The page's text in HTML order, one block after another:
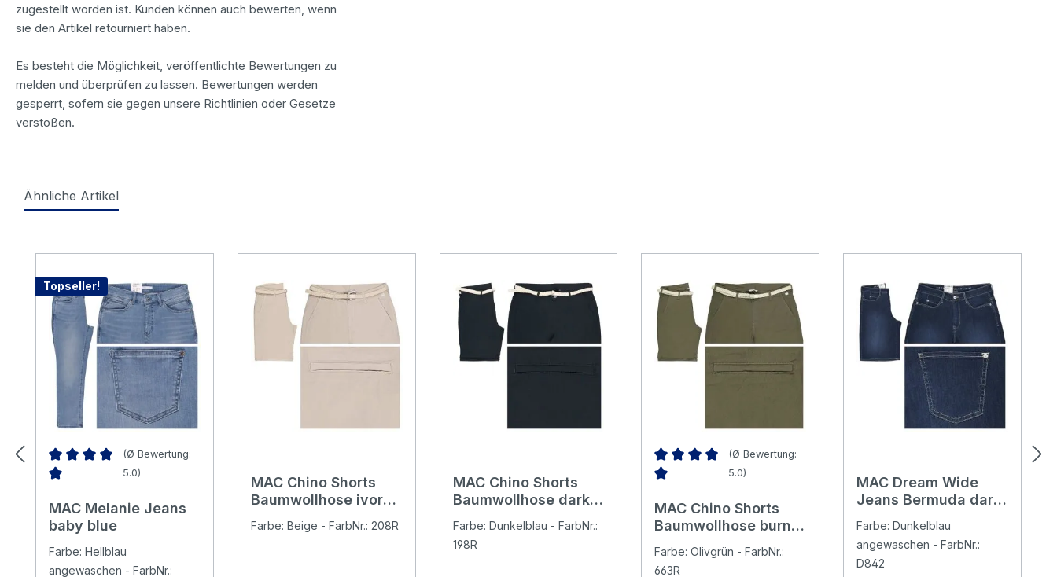
zugestellt worden ist. Kunden können auch bewerten, wenn
sie den Artikel retourniert haben.
Es besteht die Möglichkeit, veröffentlichte Bewertungen zu
melden und überprüfen zu lassen. Bewertungen werden
gesperrt, sofern sie gegen unsere Richtlinien oder Gesetze
verstoßen.
Ähnliche Artikel
Topseller!
Durchschnittliche Bewertung von 5 von 5 Sternen
(Ø Bewertung:
5.0)
MAC Melanie Jeans
baby blue
Farbe: Hellblau
angewaschen - FarbNr.:
MAC Chino Shorts
Baumwollhose ivory
Farbe: Beige - FarbNr.: 208R
MAC Chino Shorts
Baumwollhose dark
Farbe: Dunkelblau - FarbNr.:
198R
Durchschnittliche Bewertung von 5 von 5 Sternen
(Ø Bewertung:
5.0)
MAC Chino Shorts
Baumwollhose burnt
Farbe: Olivgrün - FarbNr.:
663R
MAC Dream Wide
Jeans Bermuda dark
Farbe: Dunkelblau
angewaschen - FarbNr.:
D842